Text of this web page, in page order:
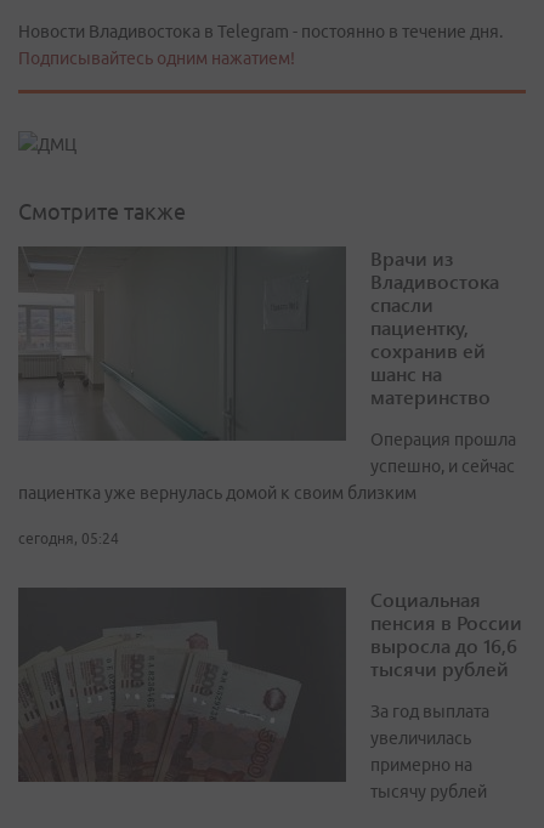
Новости Владивостока в Telegram - постоянно в течение дня.
Подписывайтесь одним нажатием!
Смотрите также
Врачи из
Владивостока
спасли
пациентку,
сохранив ей
шанс на
материнство
Операция прошла
успешно, и сейчас
пациентка уже вернулась домой к своим близким
сегодня, 05:24
Социальная
пенсия в России
выросла до 16,6
тысячи рублей
За год выплата
увеличилась
примерно на
тысячу рублей